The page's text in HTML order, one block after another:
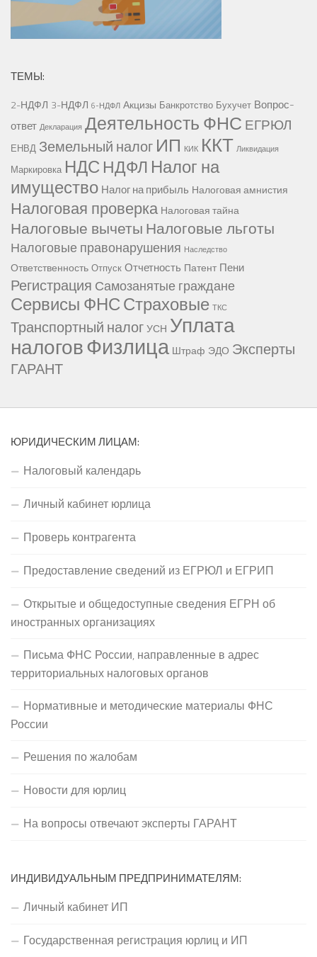
ТЕМЫ:
2-НДФЛ 3-НДФЛ 6-НДФЛ Акцизы Банкротство Бухучет Вопрос-
ответ Декларация Деятельность ФНС ЕГРЮЛ
ЕНВД Земельный налог ИП КИК ККТ Ликвидация
Маркировка НДС НДФЛ Налог на
имущество Налог на прибыль Налоговая амнистия
Налоговая проверка Налоговая тайна
Налоговые вычетыНалоговые льготы
Налоговые правонарушения Наследство
Ответственность Отпуск Отчетность Патент Пени
Регистрация Самозанятые граждане
Сервисы ФНССтраховые ТКС
Транспортный налогУСН Уплата
налоговФизлица Штраф ЭДО Эксперты
ГАРАНТ
ЮРИДИЧЕСКИМ ЛИЦАМ:
Налоговый календарь
Личный кабинет юрлица
Проверь контрагента
Предоставление сведений из ЕГРЮЛ и ЕГРИП
Открытые и общедоступные сведения ЕГРН об
иностранных организациях
Письма ФНС России, направленные в адрес
территориальных налоговых органов
Нормативные и методические материалы ФНС
России
Решения по жалобам
Новости для юрлиц
На вопросы отвечают эксперты ГАРАНТ
ИНДИВИДУАЛЬНЫМ ПРЕДПРИНИМАТЕЛЯМ:
Личный кабинет ИП
Государственная регистрация юрлиц и ИП